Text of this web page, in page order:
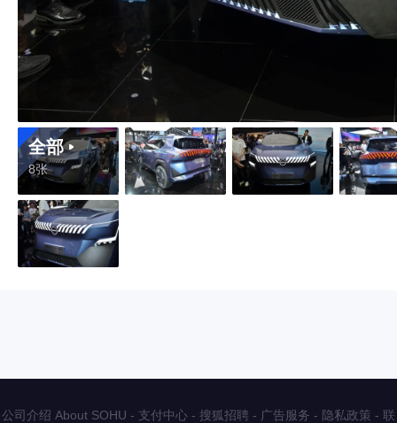
全部
8张
公司介绍 About SOHU - 支付中心 - 搜狐招聘 - 广告服务 - 隐私政策 - 联